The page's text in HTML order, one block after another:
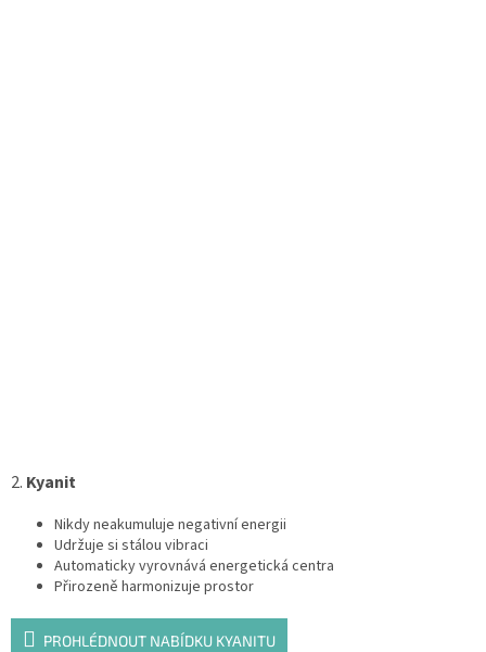
2. Kyanit
Nikdy neakumuluje negativní energii
Udržuje si stálou vibraci
Automaticky vyrovnává energetická centra
Přirozeně harmonizuje prostor
PROHLÉDNOUT NABÍDKU KYANITU